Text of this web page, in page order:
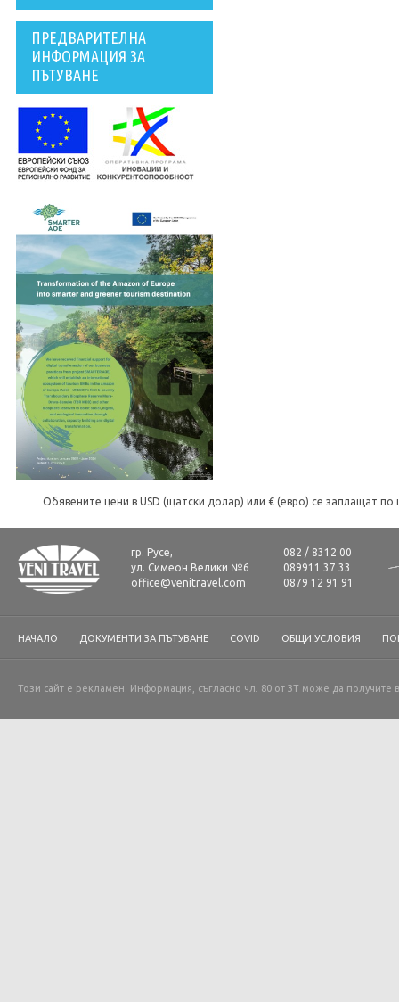
ПРЕДВАРИТЕЛНА
ИНФОРМАЦИЯ ЗА
ПЪТУВАНЕ
Обявените цени в USD (щатски долар) или € (евро) се заплащат
гр. Русе,
ул. Симеон Велики №6
office@venitravel.com
082 / 8312 00
089911 37 33
0879 12 91 91
НАЧАЛО ДОКУМЕНТИ ЗА ПЪТУВАНЕ COVID ОБЩИ УСЛОВИЯ
Този сайт е рекламен. Информация, съгласно чл. 80 от ЗТ може да получите